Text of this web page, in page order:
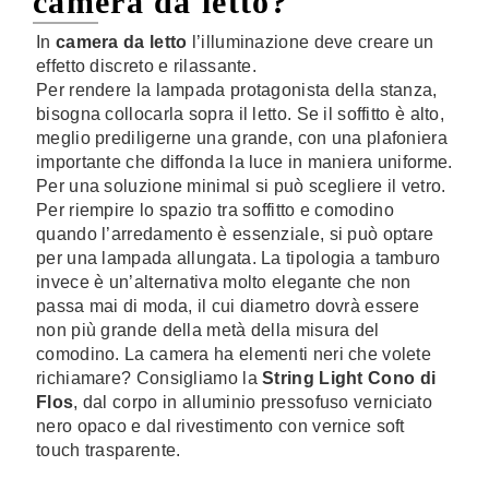
In camera da letto l’illuminazione deve creare un
effetto discreto e rilassante.
Per rendere la lampada protagonista della stanza,
bisogna collocarla sopra il letto. Se il soffitto è alto,
meglio prediligerne una grande, con una plafoniera
importante che diffonda la luce in maniera uniforme.
Per una soluzione minimal si può scegliere il vetro.
Per riempire lo spazio tra soffitto e comodino
quando l’arredamento è essenziale, si può optare
per una lampada allungata. La tipologia a tamburo
invece è un’alternativa molto elegante che non
passa mai di moda, il cui diametro dovrà essere
non più grande della metà della misura del
comodino. La camera ha elementi neri che volete
richiamare? Consigliamo laString Light Cono di
Flos, dal corpo in alluminio pressofuso verniciato
nero opaco e dal rivestimento con vernice soft
touch trasparente.